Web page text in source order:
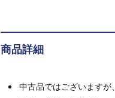
商品詳細
中古品ではございますが